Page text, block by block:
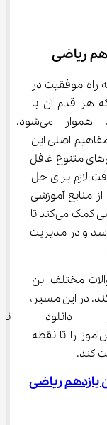
ریاضی
نقشه راه موفقیت در
هر قدم آن با
تمرین، تکرار و دقت در جزئیات
مفاهیم اصلی این
درس را مرور کند و از حل مثال‌ها و تمرین‌های متنوع غافل
لازم برای حل
استفاده از منابع آموزشی
معتبر و دانلود نمونه سوالات یازدهم ریاضی کمک می‌کند تا
بهتر بشناسد و در مدیریت
مختلف این
ذهن را منظم و استدلالی تربیت می‌کند. در این مسیر،
می‌تواند همان چراغ راهی باشد که دانش‌آموز را تا نقطه
کند.
یازدهم ریاضی